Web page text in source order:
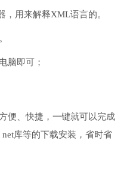
用来解释XML语言的。
脑即可；
便、快捷，一键就可以完成
库等的下载安装，省时省